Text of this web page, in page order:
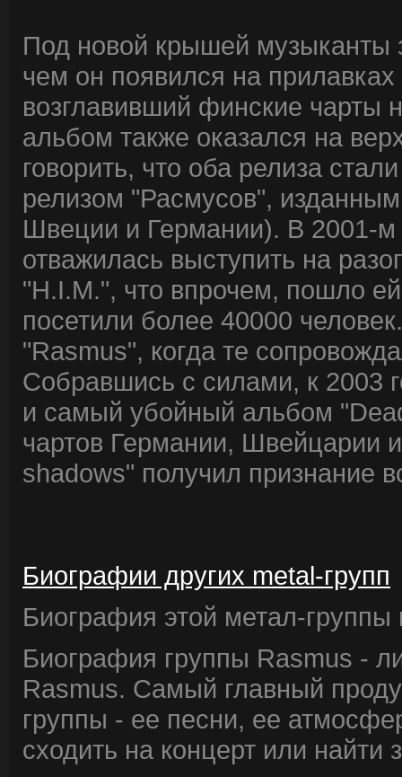
Под новой крышей музыканты
чем он появился на
возглавивший финские
альбом также оказался на
говорить, что оба релиза
релизом "Расмусов",
Швеции и Германии). В 2001-м
отважилась выступить на
"H.I.M.", что впрочем, пошло
посетили более 40000
"Rasmus", когда те
Собравшись с силами, к 2003
и самый убойный альбом
чартов Германии, Швейцарии
shadows" получил признание
Биографии других metal-групп
Биография этой метал-группы
Биография группы Rasmus -
Rasmus. Самый главный
группы - ее песни, ее
сходить на концерт или найти